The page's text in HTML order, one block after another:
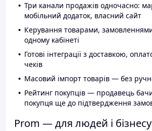
Три канали продажів одночасно:
мобільний додаток, власний сайт
Керування товарами,
одному кабінеті
Готові інтеграції з доставкою,
чеків
Масовий імпорт товарів — без
Рейтинг покупців — продавець
покупця ще до підтвердження
Prom — для людей і бізнесу